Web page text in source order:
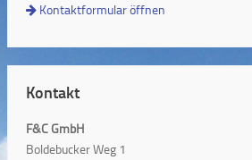
Kontaktformular öffnen
Kontakt
F&C GmbH
Boldebucker Weg 1